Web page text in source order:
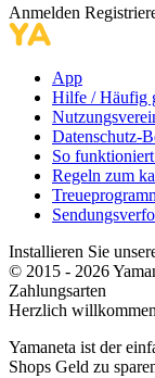
Anmelden
App
Hilfe / Häufig
Datenschutz-
So
Regeln zum
Installieren Sie
© 2015 - 2026
Zahlungsarten
Herzlich
Yamaneta ist der
Shops Geld zu